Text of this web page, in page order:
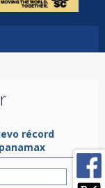
récord